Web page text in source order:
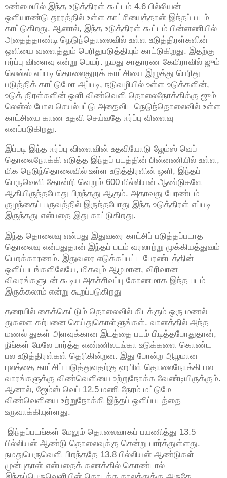
உண்மையில் இந்த உடுத்திரள் கூட்டம் 4.6 பில்லியன்
ஒளியாண்டு தூரத்தில் உள்ள காட்சியைத்தான் இந்தப் படம்
காட்டுகிறது. ஆனால், இந்த உடுத்திரள் கூட்டம் பின்னணியில்
அதைத்தாண்டி நெடுந்தொலைவில் உள்ள உடுத்திரள்களின்
ஒளியை வளைத்தும் பெரிதுபடுத்தியும் காட்டுகிறது. இதற்கு
ஈர்ப்பு விளைவு என்று பெயர். நமது சாதாரண கேமிராவில் ஜும்
லென்ஸ் எப்படி தொலைதூரக் காட்சியை இழுத்து பெரிது
படுத்திக் காட்டுமோ அப்படி, நடுவழியில் உள்ள உடுக்களின்,
உடுத் திரள்களின் ஒளி விண்வெளி தொலைநோக்கிக்கு ஜும்
லென்ஸ் போல செயல்பட்டு அதைவிட நெடுந்தொலைவில் உள்ள
காட்சியை காண உதவி செய்வதே ஈர்ப்பு விளைவு
எனப்படுகிறது.
இப்படி இந்த ஈர்ப்பு விளைவின் உதவியோடு ஜேம்ஸ் வெப்
தொலைநோக்கி எடுத்த இந்தப் படத்தின் பின்னணியில் உள்ள,
மிக நெடுந்தொலைவில் உள்ள உடுத்திரளின் ஒளி, இந்தப்
பெருவெளி தோன்றி வெறும் 600 மில்லியன் ஆண்டுகளே
ஆகியிருந்தபோது பிறந்தது ஆகும். அதாவது பேரண்டம்
குழந்தைப் பருவத்தில் இருந்தபோது இந்த உடுத்திரள் எப்படி
இருந்தது என்பதை இது காட்டுகிறது.
இந்த தொலைவு என்பது இதுவரை காட்சிப் படுத்தப்படாத
தொலைவு என்பதுதான் இந்தப் படம் வரலாற்று முக்கியத்துவம்
பெறக்காரணம். இதுவரை எடுக்கப்பட்ட பேரண்டத்தின்
ஒளிப்படங்களிலேயே, மிகவும் ஆழமான, விரிவான
விவரங்களுடன் கூடிய அகச்சிவப்பு கோணமாக இந்த படம்
இருக்கலாம் என்று கூறப்படுகிறது
தரையில் கைக்கெட்டும் தொலைவில் கிடக்கும் ஒரு மணல்
துகளை கற்பனை செய்துகொள்ளுங்கள். வானத்தில் அந்த
மணல் துகள் அளவுக்கான இடத்தை படம் பிடித்தபோதுதான்,
நீங்கள் மேலே பார்த்த எண்ணிலடங்கா உடுக்களை கொண்ட
பல உடுத்திரள்கள் தெரிகின்றன. இது போன்ற ஆழமான
புலத்தை காட்சிப் படுத்துவதற்கு ஹபிள் தொலைநோக்கி பல
வாரங்களுக்கு விண்வெளியை உற்றுநோக்க வேண்டியிருக்கும்.
ஆனால், ஜேம்ஸ் வெப் 12.5 மணி நேரம் மட்டுமே
விண்வெளியை உற்றுநோக்கி இந்தப் ஒளிப்படத்தை
உருவாக்கியுள்ளது.
இந்தப்படங்கள் மேலும் தொலைவாகப் பயணித்து 13.5
பில்லியன் ஆண்டு தொலைவுக்கு சென்று பார்த்துள்ளது.
நமதுபெருவெளி பிறந்ததே 13.8 பில்லியன் ஆண்டுகள்
முன்புதான் என்பதைக் கணக்கில் கொண்டால்